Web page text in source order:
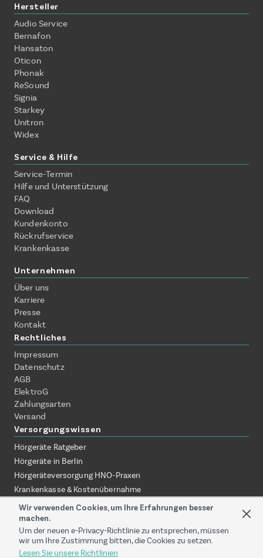
Wir verwenden Cookies, um Ihre Erfahrungen besser
machen.
Um der neuen e-Privacy-Richtlinie zu entsprechen, müssen
wir um Ihre Zustimmung bitten, die Cookies zu setzen.
Lesen Sie unsere Richtlinien
Hersteller
Audio Service
Bernafon
Hansaton
Oticon
Phonak
ReSound
Signia
Starkey
Unitron
Widex
Service & Hilfe
Service-Termin
Hilfe und Unterstützung
FAQ
Download
Kundenkonto
Rückrufservice
Krankenkasse
Unternehmen
Über uns
Karriere
Presse
Kontakt
Rechtliches
Impressum
Datenschutz
AGB
ElektroG
Zahlungsarten
Versand
Versorgungswissen
Hörgeräte Ratgeber
Hörgeräte in Berlin
Hörgeräteversorgung HNO-Praxen
Krankenkasse & Kostenübernahme
Hörgeräte ohne Termin erklärt
Hörgeräte zuhause testen
Online-Akustiker vs. Fachgeschäft
Versorgung über HNO-Praxis